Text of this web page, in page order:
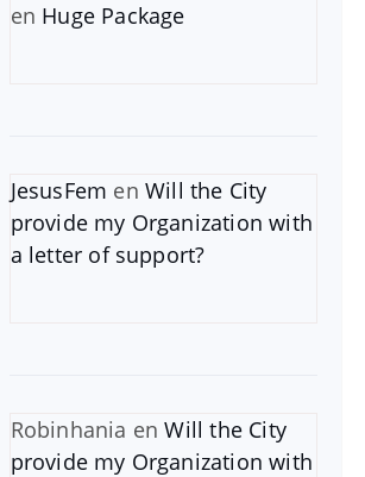
en Huge Package
JesusFem en Will the City
provide my Organization with
a letter of support?
Robinhania enWill the City
provide my Organization with